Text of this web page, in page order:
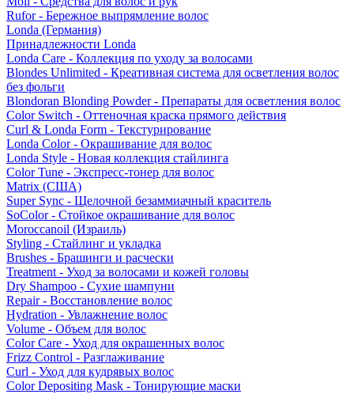
Rufor - Бережное выпрямление волос
Londa (Германия)
Принадлежности Londa
Londa Care - Коллекция по уходу за волосами
Blondes Unlimited - Креативная система для осветления волос
без фольги
Blondoran Blonding Powder - Препараты для осветления волос
Color Switch - Оттеночная краска прямого действия
Curl & Londa Form - Текстурирование
Londa Color - Окрашивание для волос
Londa Style - Новая коллекция стайлинга
Color Tune - Экспресс-тонер для волос
Matrix (США)
Super Sync - Щелочной безаммиачный краситель
SoColor - Стойкое окрашивание для волос
Moroccanoil (Израиль)
Styling - Стайлинг и укладка
Brushes - Брашинги и расчески
Treatment - Уход за волосами и кожей головы
Dry Shampoo - Сухие шампуни
Repair - Восстановление волос
Hydration - Увлажнение волос
Volume - Объем для волос
Color Care - Уход для окрашенных волос
Frizz Control - Разглаживание
Curl - Уход для кудрявых волос
Color Depositing Mask - Тонирующие маски